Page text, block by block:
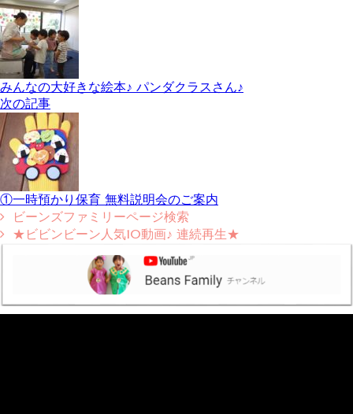
みんなの大好きな絵本♪ パンダクラスさん♪
次の記事
①一時預かり保育 無料説明会のご案内
ビーンズファミリーページ検索
★ビビンビーン人気10動画♪ 連続再生★